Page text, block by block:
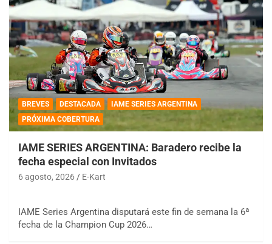
BREVES DESTACADA
IAME SERIES ARGENTINA
PRÓXIMA COBERTURA
IAME SERIES ARGENTINA: Baradero recibe la
fecha especial con Invitados
6 agosto, 2026 E-Kart
IAME Series Argentina disputará este fin de semana la 6ª
fecha de la Champion Cup 2026…